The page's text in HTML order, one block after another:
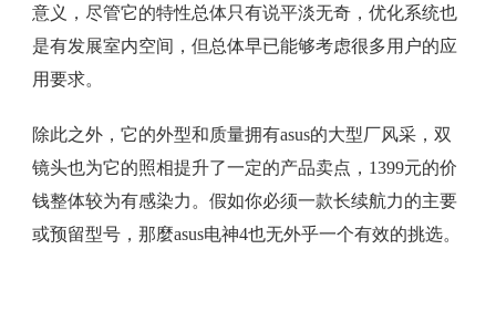
意义，尽管它的特性总体只有说平淡无奇，优化系统也
是有发展室内空间，但总体早已能够考虑很多用户的应
用要求。
除此之外，它的外型和质量拥有asus的大型厂风采，双
镜头也为它的照相提升了一定的产品卖点，1399元的价
钱整体较为有感染力。假如你必须一款长续航力的主要
或预留型号，那麼asus电神4也无外乎一个有效的挑选。